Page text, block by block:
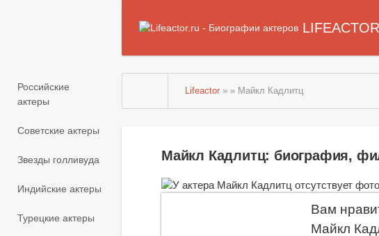
Российские
актеры
Советские актеры
Звезды голливуда
Индийские актеры
Турецкие актеры
Lifeactor » » Майкл Кадлитц
Майкл Кадлитц: биография,
Вам
Майкл